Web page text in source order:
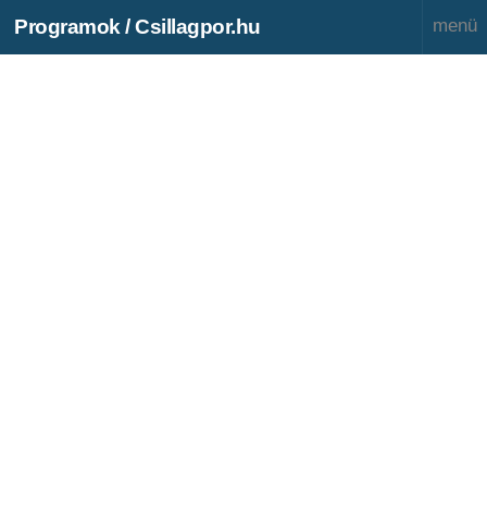
Programok / Csillagpor.hu